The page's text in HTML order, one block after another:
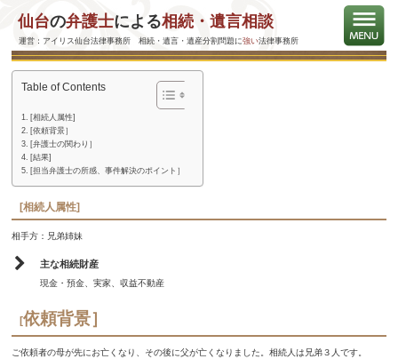
仙台の弁護士による相続・遺言相談
運営：アイリス仙台法律事務所 相続・遺言・遺産分割問題に強い法律事務所
遺言の解釈を争うことで、遺留分侵害額を２倍以上に増額で
きた事案
Table of Contents
[相続人属性]
[依頼背景］
[弁護士の関わり］
[結果]
[担当弁護士の所感、事件解決のポイント］
[相続人属性]
相手方：兄弟姉妹
主な相続財産
現金・預金、実家、収益不動産
[依頼背景］
ご依頼者の母が先にお亡くなり、その後に父が亡くなりました。相続人は兄弟３人です。